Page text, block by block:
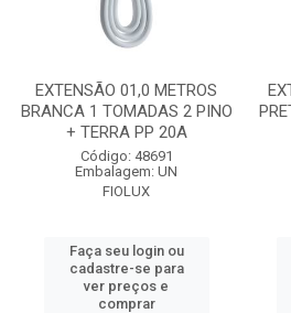
EXTENSÃO 01,0 METROS
BRANCA 1 TOMADAS 2 PINO
+ TERRA PP 20A
Código: 48691
Embalagem: UN
FIOLUX
Faça seu login ou
cadastre-se para
ver preços e
comprar